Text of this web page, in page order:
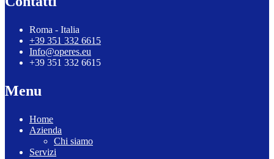
Roma - Italia
+39 351 332 6615
Info@operes.eu
+39 351 332 6615
Menu
Home
Azienda
Chi siamo
Servizi